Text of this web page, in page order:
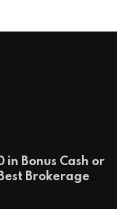
in Bonus Cash or
Brokerage